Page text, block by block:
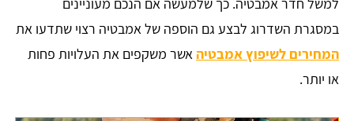
למשל חדר אמבטיה. כך שלמעשה אם הנכם מעוניינים
במסגרת השדרוג לבצע גם הוספה של אמבטיה רצוי שתדעו את
המחירים לשיפוץ אמבטיהאשר משקפים את העלויות פחות
או יותר.